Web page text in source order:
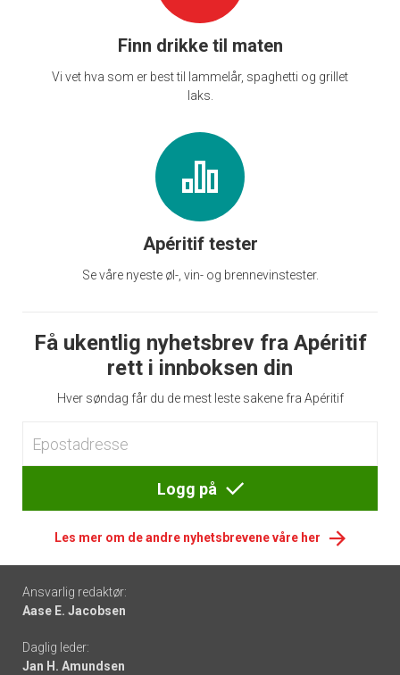
Finn drikke til maten
Vi vet hva som er best til lammelår, spaghetti og grillet
laks.
Apéritif tester
Se våre nyeste øl-, vin- og brennevinstester.
Få ukentlig nyhetsbrev fra Apéritif
rett i innboksen din
Hver søndag får du de mest leste sakene fra Apéritif
Logg på
Les mer om de andre nyhetsbrevene våre her
Footer
-
links
Ansvarlig redaktør:
Aase E. Jacobsen
Daglig leder:
Jan H. Amundsen